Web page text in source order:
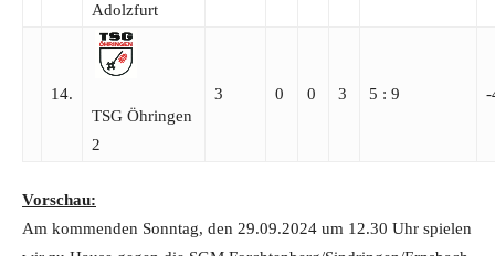
Adolzfurt
14.
TSG Öhringen
2
3 0 0 3 5 : 9 -
Vorschau:
Am kommenden Sonntag, den 29.09.2024 um 12.30 Uhr spielen